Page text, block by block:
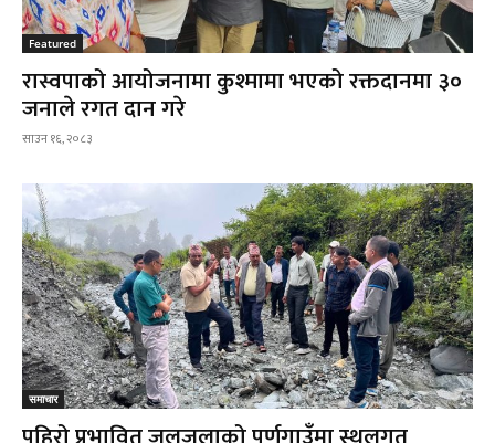
Featured
रास्वपाको आयोजनामा कुश्मामा भएको रक्तदानमा ३०
जनाले रगत दान गरे
साउन १६, २०८३
समाचार